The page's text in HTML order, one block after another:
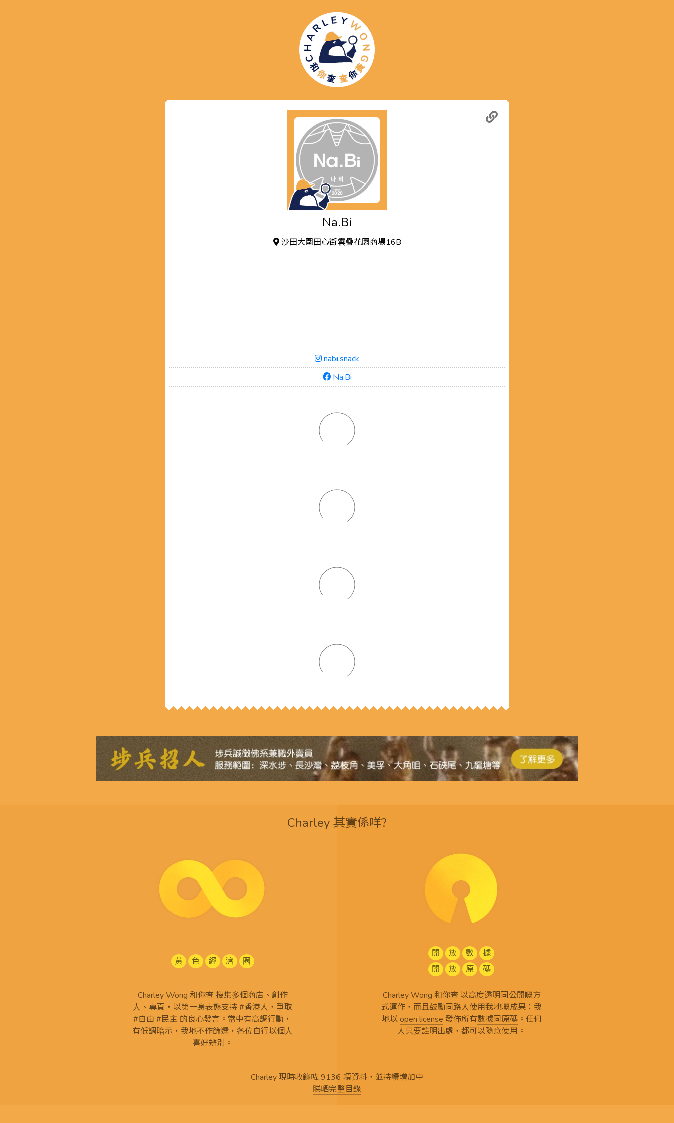
Na.Bi
沙田大圍田心街雲疊花園商場16B
nabi.snack
Na.Bi
Charley 其實係咩?
黃 色 經 濟 圈
Charley Wong 和你查 搜集多個商店、創作
人、專頁，以第一身表態支持 #香港人，爭取
#自由 #民主 的良心發言。當中有高調行動，
有低調暗示，我地不作篩選，各位自行以個人
喜好辨別。
開 放 數
據
開
放 原 碼
Charley Wong 和你查 以高度透明同公開嘅方
式運作，而且鼓勵同路人使用我地嘅成果：我
地以open license 發佈所有數據同原碼。任何
人只要註明出處，都可以隨意使用。
Charley 現時收錄咗 9136 項資料，並持續增加中
睇晒完整目錄